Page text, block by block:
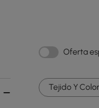
Oferta
Tejido Y